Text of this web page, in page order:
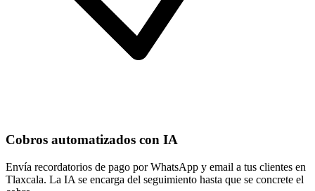
Cobros automatizados con IA
Envía recordatorios de pago por WhatsApp y email a tus clientes en
Tlaxcala. La IA se encarga del seguimiento hasta que se concrete el